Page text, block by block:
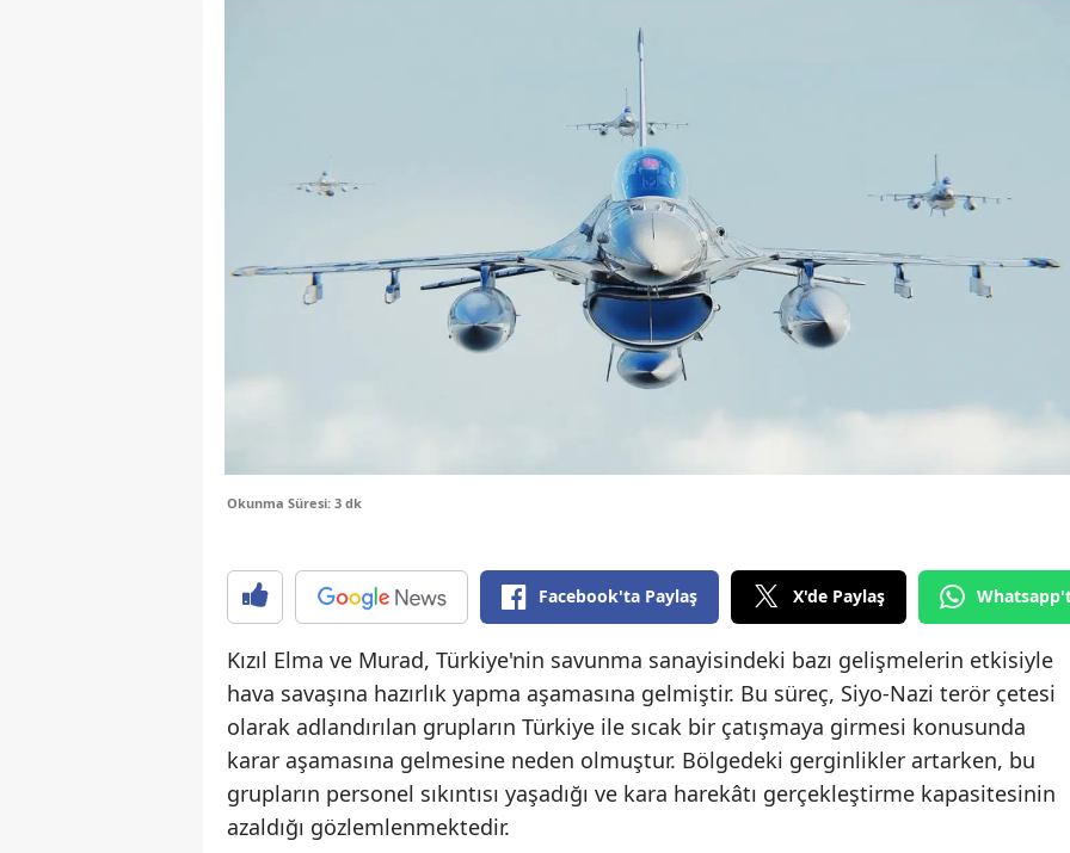
Burdur
Bursa
Çanakkale
Çankırı
Çorum
Erzincan
Eskişehir
Gaziantep
Giresun
Okunma Süresi: 3 dk
Facebook'ta Paylaş X'de Paylaş
Kızıl Elma ve Murad, Türkiye'nin savunma sanayisindeki bazı gelişmelerin etkisiyle
hava savaşına hazırlık yapma aşamasına gelmiştir. Bu süreç, Siyo-Nazi terör çetesi
olarak adlandırılan grupların Türkiye ile sıcak bir çatışmaya girmesi konusunda
karar aşamasına gelmesine neden olmuştur. Bölgedeki gerginlikler artarken, bu
grupların personel sıkıntısı yaşadığı ve kara harekâtı gerçekleştirme kapasitesinin
azaldığı gözlemlenmektedir.